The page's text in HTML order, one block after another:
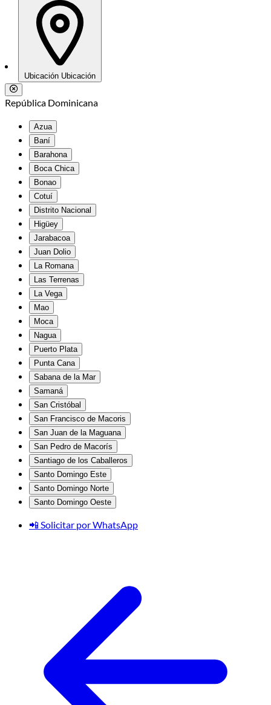
Ubicación Ubicación
República Dominicana
Azua
Baní
Barahona
Boca Chica
Bonao
Cotuí
Distrito Nacional
Higüey
Jarabacoa
Juan Dolio
La Romana
Las Terrenas
La Vega
Mao
Moca
Nagua
Puerto Plata
Punta Cana
Sabana de la Mar
Samaná
San Cristóbal
San Francisco de Macoris
San Juan de la Maguana
San Pedro de Macorís
Santiago de los Caballeros
Santo Domingo Este
Santo Domingo Norte
Santo Domingo Oeste
📲 Solicitar por WhatsApp